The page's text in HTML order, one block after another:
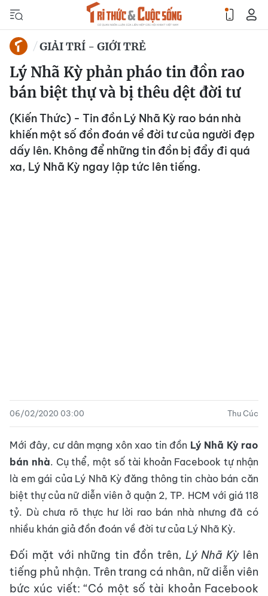
GIẢI TRÍ - GIỚI TRẺ
Lý Nhã Kỳ phản pháo tin đồn rao
bán biệt thự và bị thêu dệt đời tư
(Kiến Thức) - Tin đồn Lý Nhã Kỳ rao bán nhà
khiến một số đồn đoán về đời tư của người đẹp
dấy lên. Không để những tin đồn bị đẩy đi quá
xa, Lý Nhã Kỳ ngay lập tức lên tiếng.
06/02/2020 03:00 Thu Cúc
Mới đây, cư dân mạng xôn xao tin đồn Lý Nhã Kỳ rao
bán nhà. Cụ thể, một số tài khoản Facebook tự nhận
là em gái của Lý Nhã Kỳ đăng thông tin chào bán căn
biệt thự của nữ diễn viên ở quận 2, TP. HCM với giá 118
tỷ. Dù chưa rõ thực hư lời rao bán nhà nhưng đã có
nhiều khán giả đồn đoán về đời tư của Lý Nhã Kỳ.
Đối mặt với những tin đồn trên, Lý Nhã Kỳlên
tiếng phủ nhận. Trên trang cá nhân, nữ diễn viên
bức xúc viết: “Có một số tài khoản Facebook